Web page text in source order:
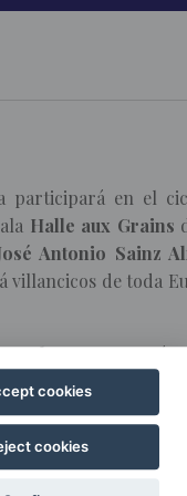
participará en el
Halle aux Grains
Antonio Sainz
de toda
horas, contará
Aldalur , la
Ponochevna,
cookies
cookies